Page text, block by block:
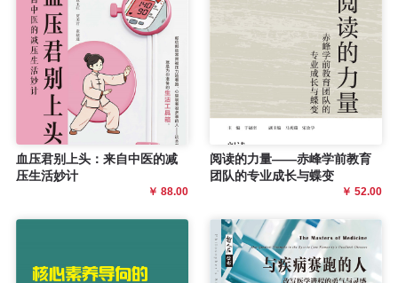
血压君别上头：来自中医的减
压生活妙计
￥ 88.00
阅读的力量——赤峰学前教育
团队的专业成长与蝶变
￥ 52.00